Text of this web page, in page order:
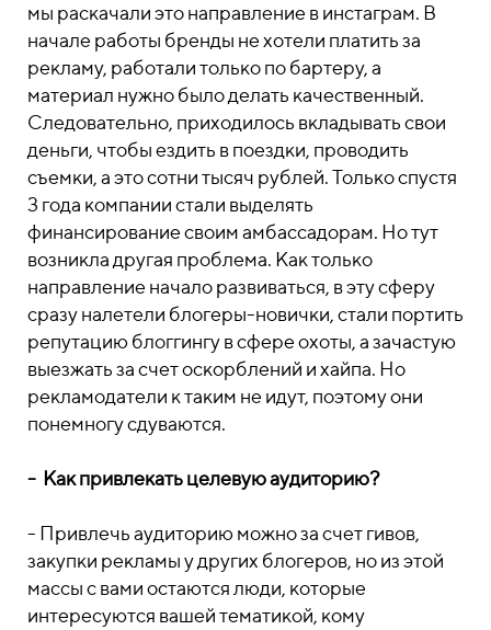
мы раскачали это направление в инстаграм. В
начале работы бренды не хотели платить за
рекламу, работали только по бартеру, а
материал нужно было делать качественный.
Следовательно, приходилось вкладывать свои
деньги, чтобы ездить в поездки, проводить
съемки, а это сотни тысяч рублей. Только спустя
3 года компании стали выделять
финансирование своим амбассадорам. Но тут
возникла другая проблема. Как только
направление начало развиваться, в эту сферу
сразу налетели блогеры-новички, стали портить
репутацию блоггингу в сфере охоты, а зачастую
выезжать за счет оскорблений и хайпа. Но
рекламодатели к таким не идут, поэтому они
понемногу сдуваются.
- Как привлекать целевую аудиторию?
- Привлечь аудиторию можно за счет гивов,
закупки рекламы у других блогеров, но из этой
массы с вами остаются люди, которые
интересуются вашей тематикой, кому